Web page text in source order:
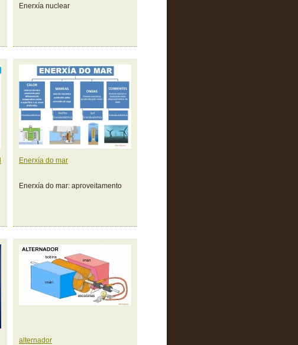
Enerxía nuclear
Enerxía do mar
Enerxía do mar: aproveitamento
alternador